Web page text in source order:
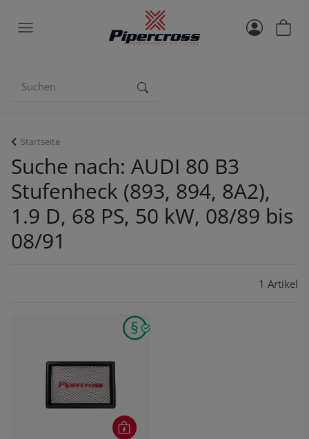
Startseite
Suche nach: AUDI 80 B3
Stufenheck (893, 894, 8A2),
1.9 D, 68 PS, 50 kW, 08/89 bis
08/91
1 Artikel